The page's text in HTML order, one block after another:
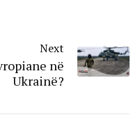
Next
në
Ukrainë?